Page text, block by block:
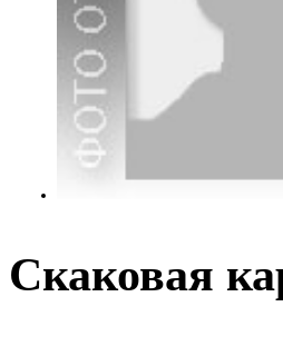
Скаковая